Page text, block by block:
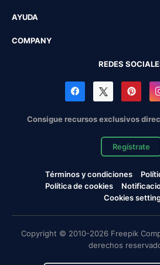
AYUDA
COMPANY
REDES
Consigue recursos exclusivos
Regístrate
Términos y condiciones
Política de cookies
Cookies
Copyright © 2010-2026 Freepik
derechos